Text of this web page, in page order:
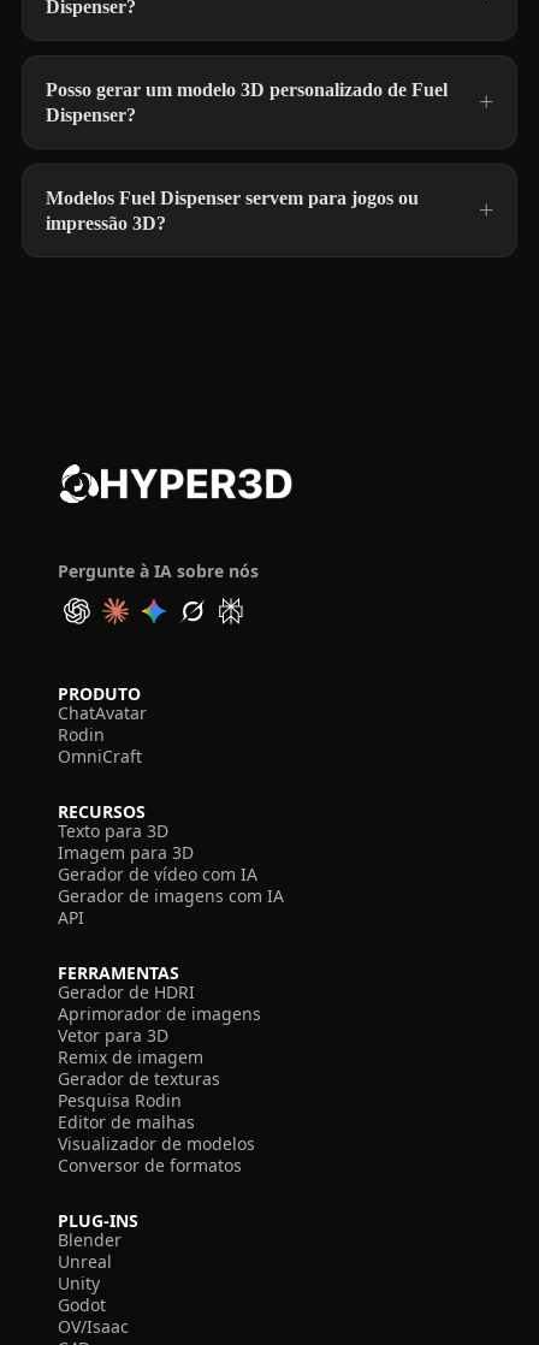
Dispenser?
Posso gerar um modelo 3D personalizado de Fuel
Dispenser?
Modelos Fuel Dispenser servem para jogos ou
impressão 3D?
Pergunte à IA sobre nós
PRODUTO
ChatAvatar
Rodin
OmniCraft
RECURSOS
Texto para 3D
Imagem para 3D
Gerador de vídeo com IA
Gerador de imagens com IA
API
FERRAMENTAS
Gerador de HDRI
Aprimorador de imagens
Vetor para 3D
Remix de imagem
Gerador de texturas
Pesquisa Rodin
Editor de malhas
Visualizador de modelos
Conversor de formatos
PLUG-INS
Blender
Unreal
Unity
Godot
OV/Isaac